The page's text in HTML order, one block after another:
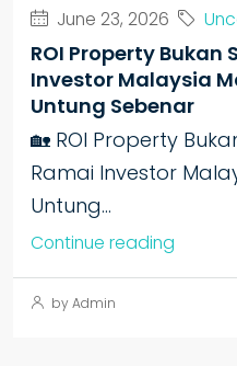
June 23, 2026
ROI Property Bukan
Investor Malaysia
Untung Sebenar
🏡 ROI Property
Ramai Investor
Untung...
Continue reading
by Admin